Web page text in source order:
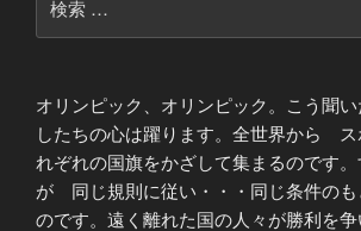
索:
オリンピック、オリンピック。こう聞
したちの心は躍ります。全世界から ス
れぞれの国旗をかざして集まるのです
が 同じ規則に従い・・・同じ条件の
のです。遠く離れた国の人々が勝利を争